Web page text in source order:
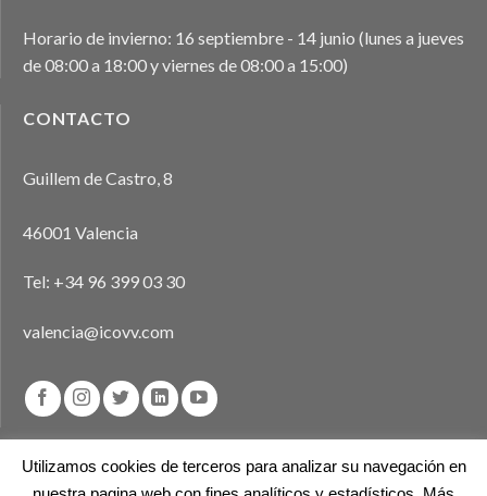
Horario de invierno: 16 septiembre - 14 junio (lunes a jueves
de 08:00 a 18:00 y viernes de 08:00 a 15:00)
CONTACTO
Guillem de Castro, 8
46001 Valencia
Tel: +34 96 399 03 30
valencia@icovv.com
Utilizamos cookies de terceros para analizar su navegación en